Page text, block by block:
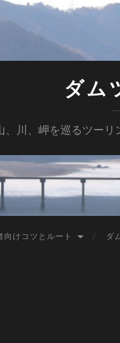
ダム
、川、岬を巡るツー
向けコツとルート ダ